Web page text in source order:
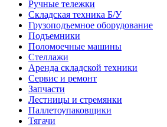
Ручные тележки
Складская техника Б/У
Грузоподъемное оборудование
Подъемники
Поломоечные машины
Стеллажи
Аренда складской техники
Сервис и ремонт
Запчасти
Лестницы и стремянки
Паллетоупаковщики
Тягачи